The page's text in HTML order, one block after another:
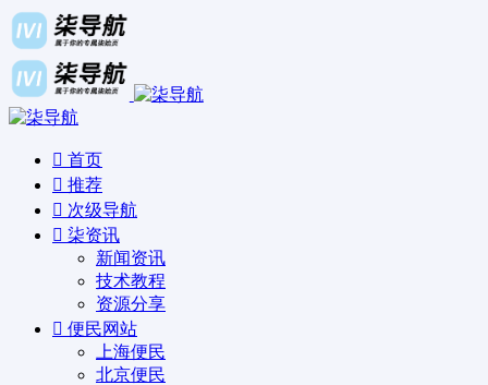
首页
推荐
次级导航
柒资讯
新闻资讯
技术教程
资源分享
便民网站
上海便民
北京便民